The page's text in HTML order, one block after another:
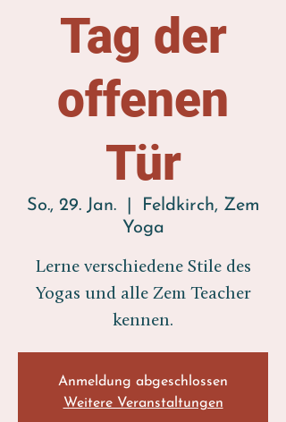
Tag der
offenen
Tür
So., 29. Jan.
  |
Feldkirch, Zem
Yoga
Lerne verschiedene Stile des
Yogas und alle Zem Teacher
kennen.
Anmeldung abgeschlossen
Weitere Veranstaltungen